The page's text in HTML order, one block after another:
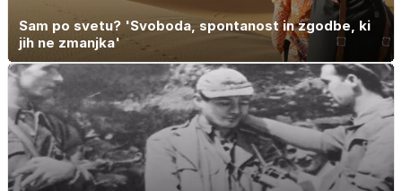
Sam po svetu? 'Svoboda, spontanost in zgodbe, ki
jih ne zmanjka'